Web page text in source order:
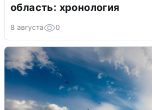
область: хронология
8 августа 0